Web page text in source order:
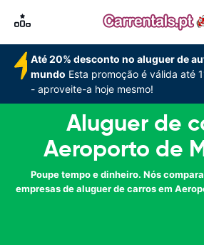
Até 20% desconto no aluguer de
mundo Esta promoção é válida até
- aproveite-a hoje mesmo!
Aluguer de
Aeroporto de
Poupe tempo e dinheiro. Nós
empresas de aluguer de carros em